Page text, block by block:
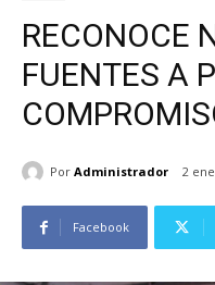
RECONOCE
FUENTES A
Por Administrador 2
Facebook